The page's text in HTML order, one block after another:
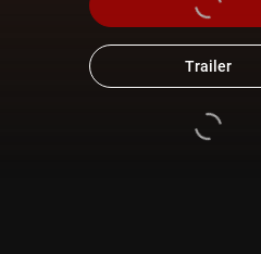
Trailer